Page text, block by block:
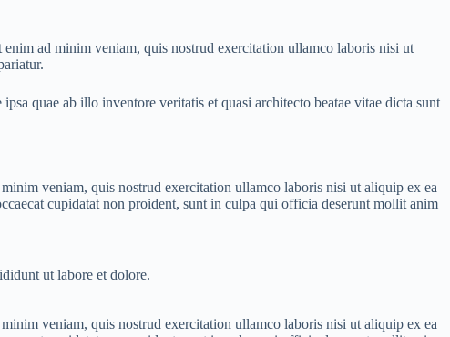
ad minim veniam, quis nostrud exercitation ullamco laboris nisi ut
quae ab illo inventore veritatis et quasi architecto beatae vitae dicta sunt
veniam, quis nostrud exercitation ullamco laboris nisi ut aliquip ex ea
cupidatat non proident, sunt in culpa qui officia deserunt mollit anim
ut labore et dolore.
veniam, quis nostrud exercitation ullamco laboris nisi ut aliquip ex ea